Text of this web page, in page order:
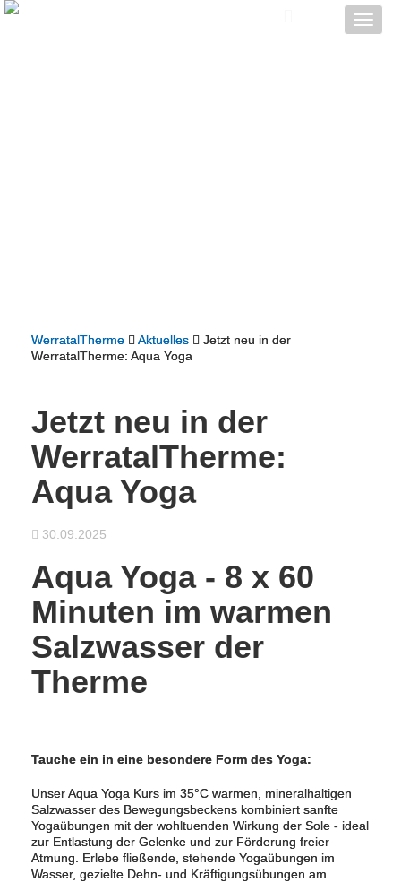
Toggle
WerratalTherme Aktuelles
Jetzt neu in der
WerratalTherme: Aqua Yoga
Jetzt neu in der
WerratalTherme:
Aqua Yoga
30.09.2025
Aqua Yoga - 8 x 60
Minuten im warmen
Salzwasser der
Therme
Tauche ein in eine besondere Form des Yoga:
Unser Aqua Yoga Kurs im 35°C warmen, mineralhaltigen
Salzwasser des Bewegungsbeckens kombiniert sanfte
Yogaübungen mit der wohltuenden Wirkung der Sole - ideal
zur Entlastung der Gelenke und zur Förderung freier
Atmung. Erlebe fließende, stehende Yogaübungen im
Wasser, gezielte Dehn- und Kräftigungsübungen am